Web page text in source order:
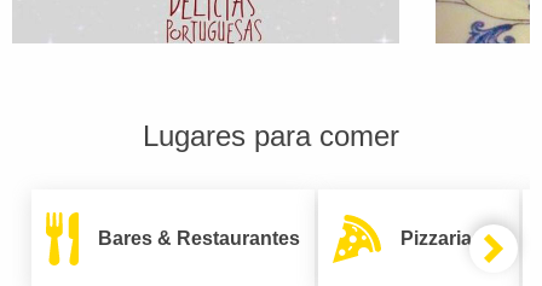
Lugares para comer
Bares & Restaurantes Pizzarias